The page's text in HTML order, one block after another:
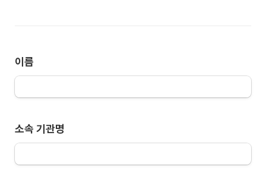
이름
소속 기관명